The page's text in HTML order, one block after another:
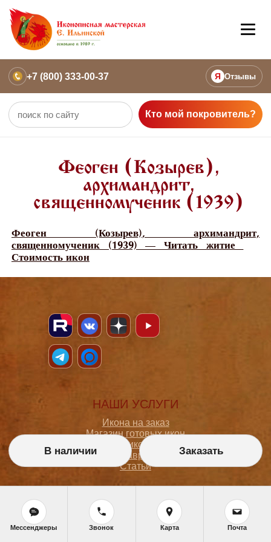
+7 (800) 333-00-37 Я Отзывы
Кто мой покровитель?
Феоген (Козырев),
архимандрит,
священномученик (1939)
Феоген (Козырев), архимандрит,
священномученик (1939) — Читать житие
Стоимость икон
НАШИ УСЛУГИ
Икона на заказ
Магазин готовых икон
Школа иконописи
Реставрация
Статьи
ПОКУПАТЕЛЮ
О мастерской
Как сделать заказ
В наличии Заказать
Мессенджеры Звонок Карта Почта